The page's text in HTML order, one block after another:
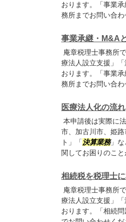
おります。「事業
務所までお問い合わ
事業承継・M&A
庵章税理士事務所
療法人設立支援」
おります。「事業
務所までお問い合わ
医療法人化の流れ
本申請後は実際に
市、加古川市、姫
ト」「 決算業務」な
関してお困りのこ
相続税を税理士
庵章税理士事務所
療法人設立支援」
おります。「相続